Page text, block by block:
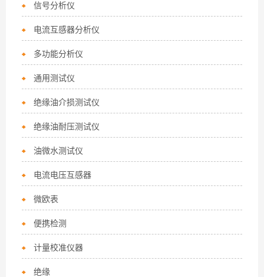
信号分析仪
电流互感器分析仪
多功能分析仪
通用测试仪
绝缘油介损测试仪
绝缘油耐压测试仪
油微水测试仪
电流电压互感器
微欧表
便携检测
计量校准仪器
绝缘